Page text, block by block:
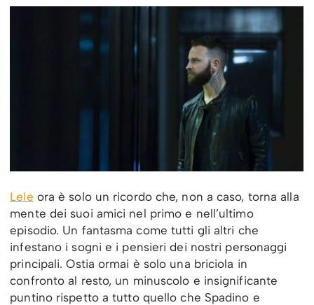
Lele ora è solo un ricordo che, non a caso, torna alla
mente dei suoi amici nel primo e nell’ultimo
episodio. Un fantasma come tutti gli altri che
infestano i sogni e i pensieri dei nostri personaggi
principali. Ostia ormai è solo una briciola in
confronto al resto, un minuscolo e insignificante
puntino rispetto a tutto quello che Spadino e